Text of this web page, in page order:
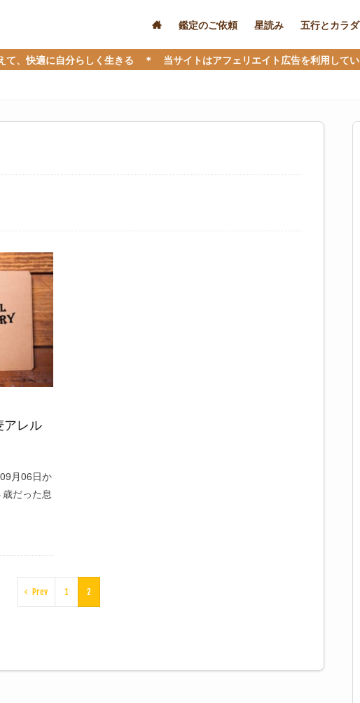
鑑定のご依頼 星読み 五行とカラダ
自分らしく生きる ＊ 当サイトはアフェリエイト広告を利用しています ＊
レル
月06日か
だった息
Prev 1 2